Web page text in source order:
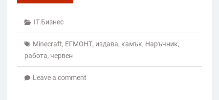
IT Бизнес
Minecraft, ЕГМОНТ, издава, камък, Наръчник,
работа, червен
Leave a comment